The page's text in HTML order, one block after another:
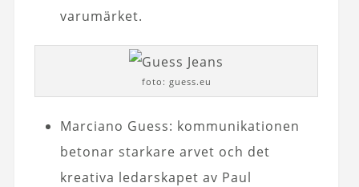
varumärket.
foto: guess.eu
Marciano Guess: kommunikationen
betonar starkare arvet och det
kreativa ledarskapet av Paul